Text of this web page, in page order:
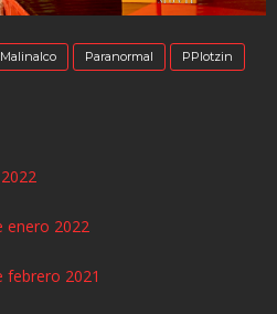
Malinalco Paranormal PPlotzin
enero 2022
febrero 2021